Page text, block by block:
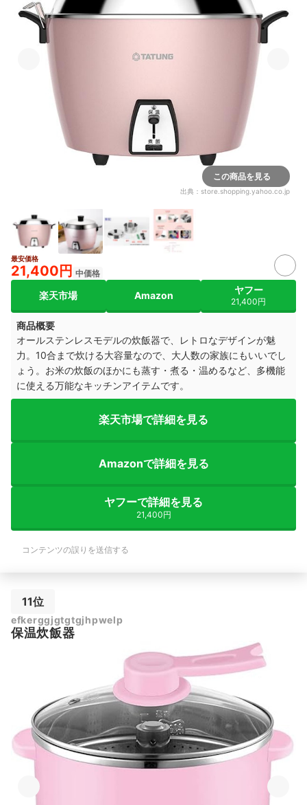
この商品を見る
出典： store.shopping.yahoo.co.jp
最安価格
21,400円 中価格
楽天市場 Amazon ヤフー
21,400円
商品概要
オールステンレスモデルの炊飯器で、レトロなデザインが魅
力。10合まで炊ける大容量なので、大人数の家族にもいいでし
ょう。お米の炊飯のほかにも蒸す・煮る・温めるなど、多機能
に使える万能なキッチンアイテムです。
楽天市場で詳細を見る
Amazonで詳細を見る
ヤフーで詳細を見る
21,400円
コンテンツの誤りを送信する
11位
efkerggjgtgtgjhpwelp
保温炊飯器